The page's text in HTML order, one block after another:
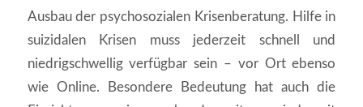
Ausbau der psychosozialen Krisenberatung. Hilfe in
suizidalen Krisen muss jederzeit schnell und
niedrigschwellig verfügbar sein – vor Ort ebenso
wie Online. Besondere Bedeutung hat auch die